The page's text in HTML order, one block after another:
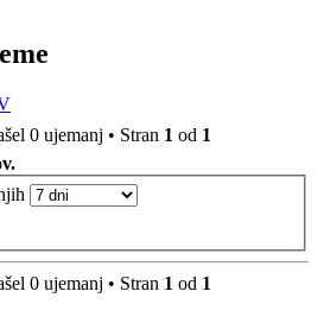
0 ujemanj • Stran 1 od 1
0 ujemanj • Stran 1 od 1